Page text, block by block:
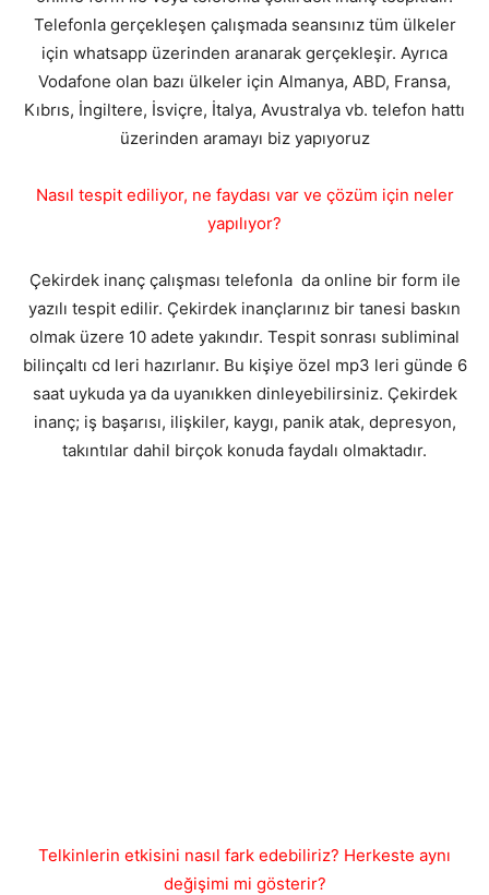
Telefonla gerçekleşen çalışmada seansınız tüm ülkeler
için whatsapp üzerinden aranarak gerçekleşir. Ayrıca
Vodafone olan bazı ülkeler için Almanya, ABD, Fransa,
Kıbrıs, İngiltere, İsviçre, İtalya, Avustralya vb. telefon hattı
üzerinden aramayı biz yapıyoruz
Nasıl tespit ediliyor, ne faydası var ve çözüm için neler
yapılıyor?
Çekirdek inanç çalışması telefonla da online bir form ile
yazılı tespit edilir. Çekirdek inançlarınız bir tanesi baskın
olmak üzere 10 adete yakındır. Tespit sonrası subliminal
bilinçaltı cd leri hazırlanır. Bu kişiye özel mp3 leri günde 6
saat uykuda ya da uyanıkken dinleyebilirsiniz. Çekirdek
inanç; iş başarısı, ilişkiler, kaygı, panik atak, depresyon,
takıntılar dahil birçok konuda faydalı olmaktadır.
Telkinlerin etkisini nasıl fark edebiliriz? Herkeste aynı
değişimi mi gösterir?